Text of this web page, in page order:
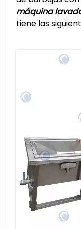
máquina
tiene las